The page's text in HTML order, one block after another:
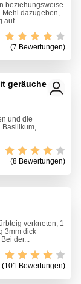
beziehungsweise
Mehl dazugeben,
auf...
(7 Bewertungen)
geräucherter
und die
(8 Bewertungen)
verkneten, 1
3mm dick
der...
(101 Bewertungen)